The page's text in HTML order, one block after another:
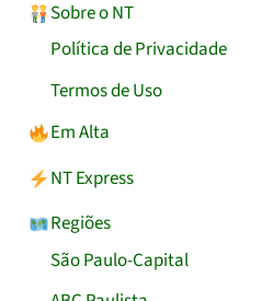
Sobre o NT
Política de Privacidade
Termos de Uso
Em Alta
NT Express
Regiões
São Paulo-Capital